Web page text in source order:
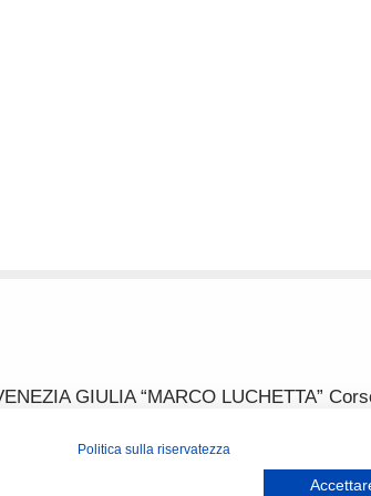
GIULIA “MARCO LUCHETTA”
IBAN
Politica sulla riservatezza